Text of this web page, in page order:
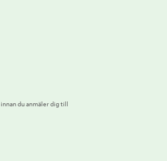
innan du anmäler dig till